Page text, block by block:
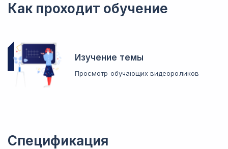
Как проходит обучение
Изучение темы
Просмотр обучающих видеороликов
Спецификация